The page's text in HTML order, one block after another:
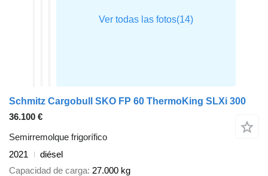
Schmitz Cargobull SKO FP 60 ThermoKing SLXi 300
36.100 €
Semirremolque frigorífico
2021
diésel
Capacidad de carga 27.000 kg